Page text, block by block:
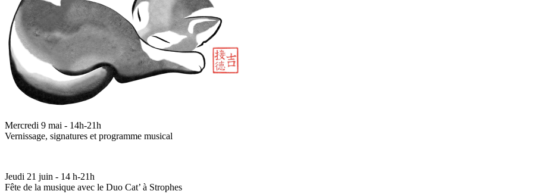
Mercredi 9 mai - 14h-21h
Vernissage, signatures et programme musical
Jeudi 21 juin - 14 h-21h
Fête de la musique avec le Duo Cat’ à Strophes